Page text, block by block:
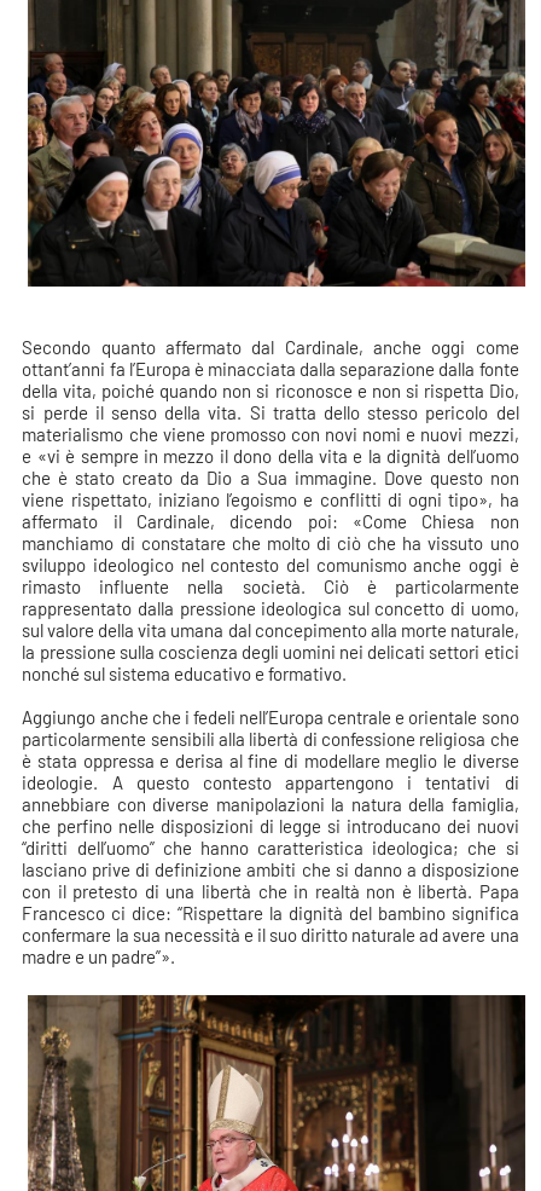
Secondo quanto affermato dal Cardinale, anche oggi come
ottant’anni fa l’Europa è minacciata dalla separazione dalla fonte
della vita, poiché quando non si riconosce e non si rispetta Dio,
si perde il senso della vita. Si tratta dello stesso pericolo del
materialismo che viene promosso con novi nomi e nuovi mezzi,
e «vi è sempre in mezzo il dono della vita e la dignità dell’uomo
che è stato creato da Dio a Sua immagine. Dove questo non
viene rispettato, iniziano l’egoismo e conflitti di ogni tipo», ha
affermato il Cardinale, dicendo poi: «Come Chiesa non
manchiamo di constatare che molto di ciò che ha vissuto uno
sviluppo ideologico nel contesto del comunismo anche oggi è
rimasto influente nella società. Ciò è particolarmente
rappresentato dalla pressione ideologica sul concetto di uomo,
sul valore della vita umana dal concepimento alla morte naturale,
la pressione sulla coscienza degli uomini nei delicati settori etici
nonché sul sistema educativo e formativo.
Aggiungo anche che i fedeli nell’Europa centrale e orientale sono
particolarmente sensibili alla libertà di confessione religiosa che
è stata oppressa e derisa al fine di modellare meglio le diverse
ideologie. A questo contesto appartengono i tentativi di
annebbiare con diverse manipolazioni la natura della famiglia,
che perfino nelle disposizioni di legge si introducano dei nuovi
“diritti dell’uomo” che hanno caratteristica ideologica; che si
lasciano prive di definizione ambiti che si danno a disposizione
con il pretesto di una libertà che in realtà non è libertà. Papa
Francesco ci dice: “Rispettare la dignità del bambino significa
confermare la sua necessità e il suo diritto naturale ad avere una
madre e un padre”».